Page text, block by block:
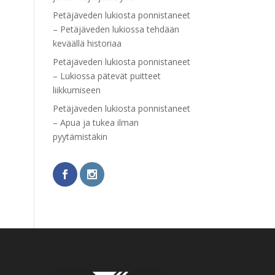
Petäjäveden lukiosta ponnistaneet
– Petäjäveden lukiossa tehdään
keväällä historiaa
Petäjäveden lukiosta ponnistaneet
– Lukiossa pätevät puitteet
liikkumiseen
Petäjäveden lukiosta ponnistaneet
– Apua ja tukea ilman
pyytämistäkin